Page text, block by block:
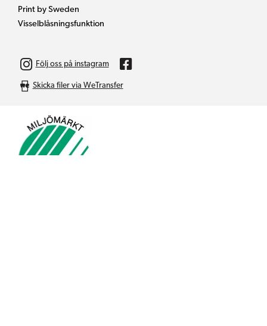
Print by Sweden
Visselblåsningsfunktion